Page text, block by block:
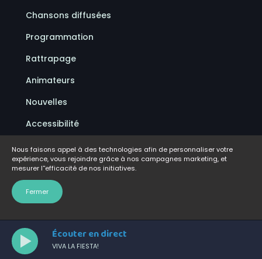
Écouter en direct
VIVA LA FIESTA!
Chansons diffusées
Programmation
Rattrapage
Animateurs
Nouvelles
Accessibilité
Politique de confidentialité
Conditions d'utilisation
FAQ
Nous faisons appel à des technologies afin de personnaliser votre
expérience, vous rejoindre grâce à nos campagnes marketing, et
mesurer l''efficacité de nos initiatives.
Fermer